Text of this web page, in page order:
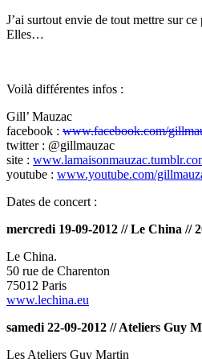
J’ai surtout envie de tout mettre sur
Elles…
Voilà différentes infos :
Gill’ Mauzac
facebook : www.facebook.com/
twitter : @gillmauzac
site :
youtube : www.youtube.com/
Dates de concert :
mercredi 19-09-2012 // Le China //
Le China.
50 rue de Charenton
75012 Paris
www.lechina.eu
samedi 22-09-2012 // Ateliers Guy
Les Ateliers Guy Martin